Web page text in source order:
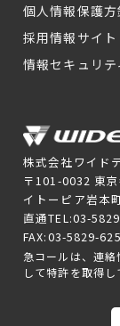
個人情報保護方
採用情報サイト
情報セキュリテ
株式会社ワイド
〒101-0032 東
イトーピア岩本
直通TEL:03-
FAX:03-5829-
急コールは、連
して特許を取得